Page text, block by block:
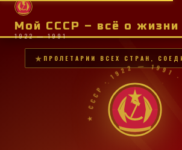
Мой СССР – всё о
1922 — 1991
ПРОЛЕТАРИИ ВСЕХ СТРАН,
★ СССР · 1922 — 1991 · СОЮЗ